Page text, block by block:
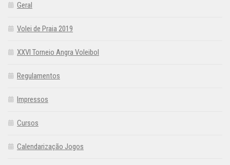
Geral
Volei de Praia 2019
XXVI Torneio Angra Voleibol
Regulamentos
Impressos
Cursos
Calendarização Jogos